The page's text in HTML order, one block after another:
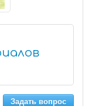
Задать вопрос